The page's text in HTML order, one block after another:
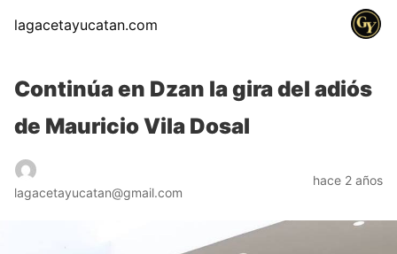
lagacetayucatan.com
Continúa en Dzan la gira del adiós
de Mauricio Vila Dosal
lagacetayucatan@gmail.com
hace 2 años